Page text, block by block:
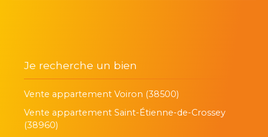
Je recherche un bien
Vente appartement Voiron (38500)
Vente appartement Saint-Étienne-de-Crossey
(38960)